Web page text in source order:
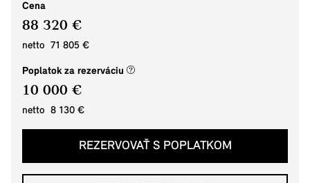
Cena
88 320 €
netto 71 805 €
Poplatok za rezerváciu (nové okno)
10 000 €
netto 8 130 €
REZERVOVAŤ S POPLATKOM